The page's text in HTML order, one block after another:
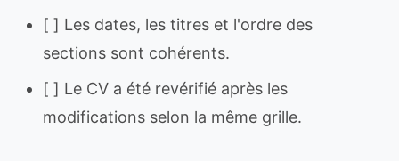
[ ] Les dates, les titres et l'ordre des
sections sont cohérents.
[ ] Le CV a été revérifié après les
modifications selon la même grille.